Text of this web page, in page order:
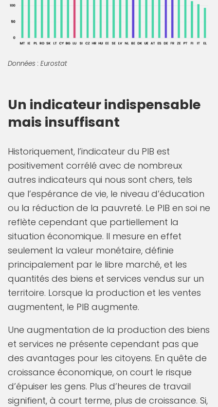
Données : Eurostat
Un indicateur indispensable
mais insuffisant
Historiquement, l’indicateur du PIB est
positivement corrélé avec de nombreux
autres indicateurs qui nous sont chers, tels
que l’espérance de vie, le niveau d’éducation
ou la réduction de la pauvreté. Le PIB en soi ne
reflète cependant que partiellement la
situation économique. Il mesure en effet
seulement la valeur monétaire, définie
principalement par le libre marché, et les
quantités des biens et services vendus sur un
territoire. Lorsque la production et les ventes
augmentent, le PIB augmente.
Une augmentation de la production des biens
et services ne présente cependant pas que
des avantages pour les citoyens. En quête de
croissance économique, on court le risque
d’épuiser les gens. Plus d’heures de travail
signifient, à court terme, plus de croissance. Si,